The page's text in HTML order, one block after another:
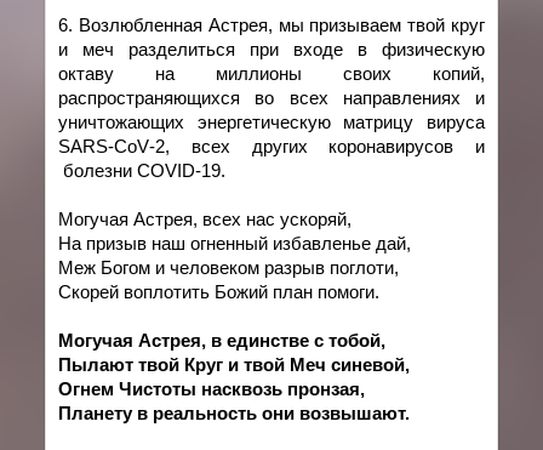
6. Возлюбленная Астрея, мы призываем твой круг
и меч разделиться при входе в физическую
октаву на миллионы своих копий,
распространяющихся во всех направлениях и
уничтожающих энергетическую матрицу вируса
SARS-CoV-2, всех других коронавирусов и
болезниCOVID-19.
Могучая Астрея, всех нас ускоряй,
На призыв наш огненный избавленье дай,
Меж Богом и человеком разрыв поглоти,
Скорей воплотить Божий план помоги.
Могучая Астрея, в единcтве с тобой,
Пылают твой Круг и твой Меч синевой,
Огнем Чистоты насквозь пронзая,
Планету в реальность они возвышают.